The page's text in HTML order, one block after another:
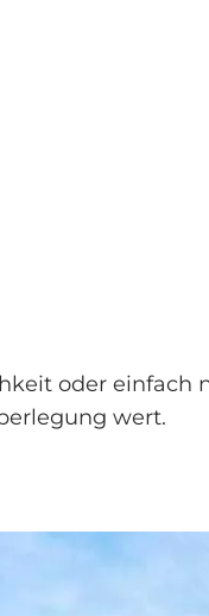
oder einfach
wert.